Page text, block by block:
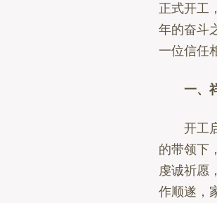
正式开工
年的奋斗
一位信任
一、祥
开工启
的带领下
虔诚祈愿
作顺遂，